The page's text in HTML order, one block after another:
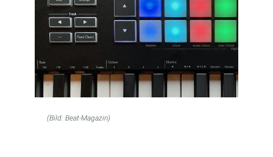
(Bild: Beat-Magazin)